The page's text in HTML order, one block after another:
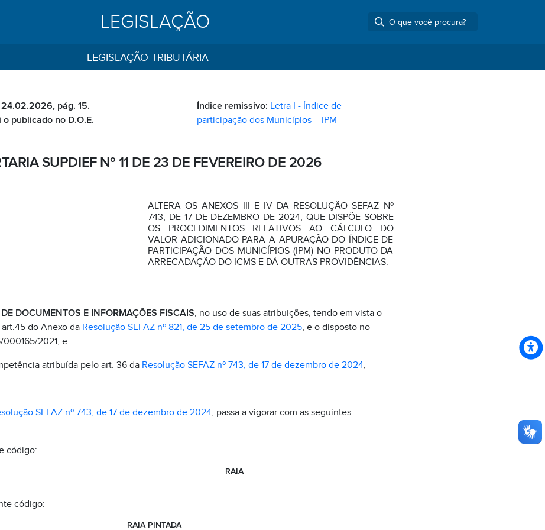
LEGISLAÇÃO
LEGISLAÇÃO TRIBUTÁRIA
pág. 15.
publicado no D.O.E.
Índice remissivo: Letra I - Índice de
participação dos Municípios – IPM
SUPDIEF Nº 11 DE 23 DE FEVEREIRO DE 2026
ALTERA OS ANEXOS III E IV DA RESOLUÇÃO SEFAZ Nº
743, DE 17 DE DEZEMBRO DE 2024, QUE DISPÕE SOBRE
OS PROCEDIMENTOS RELATIVOS AO CÁLCULO DO
VALOR ADICIONADO PARA A APURAÇÃO DO ÍNDICE DE
PARTICIPAÇÃO DOS MUNICÍPIOS (IPM) NO PRODUTO DA
ARRECADAÇÃO DO ICMS E DÁ OUTRAS PROVIDÊNCIAS.
DOCUMENTOS E INFORMAÇÕES FISCAIS, no uso de suas atribuições, tendo em vista o
do Anexo daResolução SEFAZ nº 821, de 25 de setembro de 2025, e o disposto no
000165/2021, e
atribuída pelo art. 36 da Resolução SEFAZ nº 743, de 17 de dezembro de 2024,
SEFAZ nº 743, de 17 de dezembro de 2024, passa a vigorar com as seguintes
código:
RAIA
código:
RAIA PINTADA